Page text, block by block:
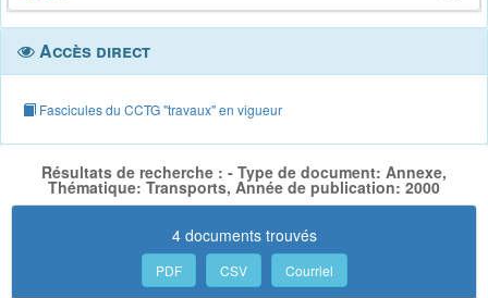
Accès direct
Fascicules du CCTG "travaux" en vigueur
Résultats de recherche : - Type de document: Annexe,
Thématique: Transports, Année de publication: 2000
4 documents trouvés
PDF CSV Courriel